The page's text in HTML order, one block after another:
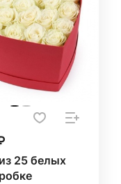
25 белых